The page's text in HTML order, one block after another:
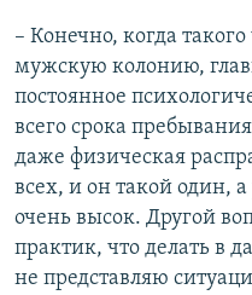
– Конечно, когда
мужскую колонию,
постоянное
всего срока
даже физическая
всех, и он такой один,
очень высок. Другой
практик, что делать в
не представляю